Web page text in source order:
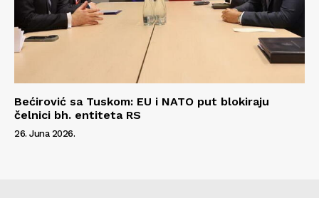
Bećirović sa Tuskom: EU i NATO put blokiraju
čelnici bh. entiteta RS
26. Juna 2026.